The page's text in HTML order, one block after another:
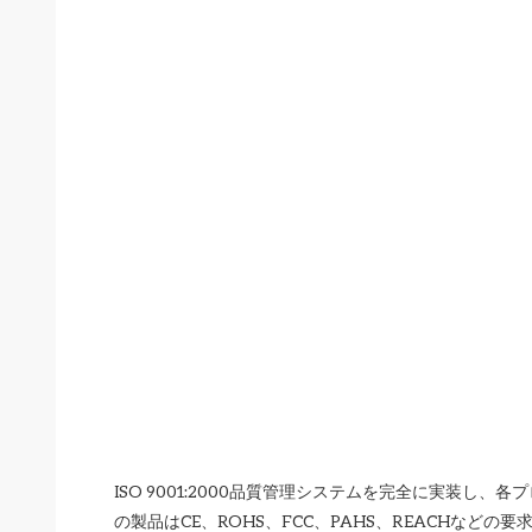
ISO 9001:2000品質管理システムを完全に実装し、各